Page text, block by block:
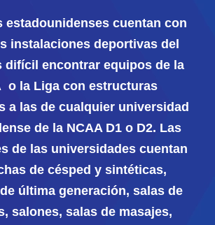
estadounidenses cuentan con
instalaciones deportivas del
difícil encontrar equipos de la
o la Liga con estructuras
a las de cualquier universidad
de la NCAA D1 o D2. Las
de las universidades cuentan
de césped y sintéticas,
última generación, salas de
salones, salas de masajes,